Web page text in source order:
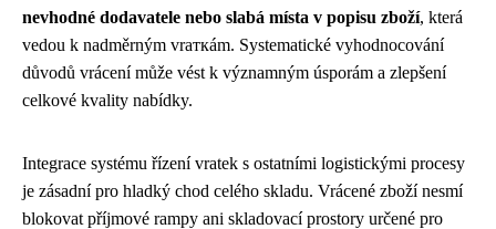
nevhodné dodavatele nebo slabá místa v popisu zboží, která
vedou k nadměrným vraткám. Systematické vyhodnocování
důvodů vrácení může vést k významným úsporám a zlepšení
celkové kvality nabídky.
Integrace systému řízení vratek s ostatními logistickými procesy
je zásadní pro hladký chod celého skladu. Vrácené zboží nesmí
blokovat příjmové rampy ani skladovací prostory určené pro